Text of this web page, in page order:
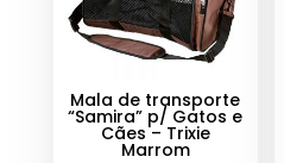
Mala de transporte
“Samira” p/ Gatos e
Cães – Trixie
Marrom